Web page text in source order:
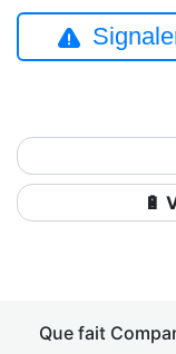
🔋
Que fait